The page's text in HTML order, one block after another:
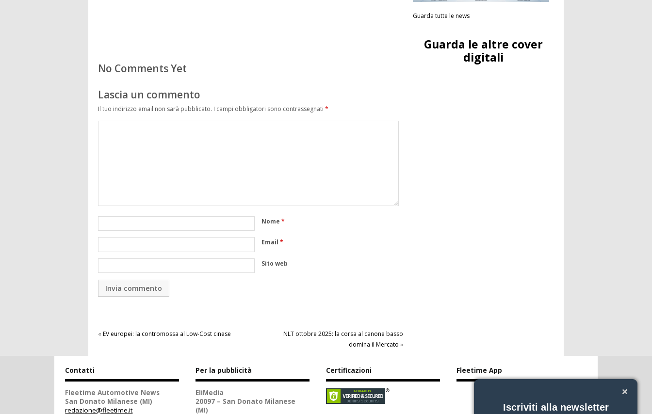
No Comments Yet
Lascia un commento
Il tuo indirizzo email non sarà pubblicato. I campi obbligatori sono contrassegnati *
Nome *
Email *
Sito web
« EV europei: la contromossa al Low-Cost cinese
NLT ottobre 2025: la corsa al canone basso
domina il Mercato »
Guarda tutte le news
Iscriviti alla newsletter
Guarda le altre cover
digitali
Contatti
Fleetime Automotive News
San Donato Milanese (MI)
redazione@fleetime.it
Per la pubblicità
EliMedia
20097 – San Donato Milanese
(MI)
Certificazioni Fleetime App